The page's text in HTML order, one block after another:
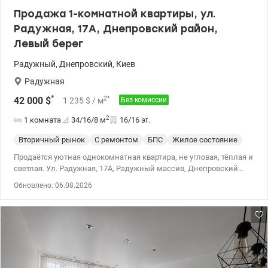
Продажа 1-комнатной квартиры, ул.
Радужная, 17А, Днепровский район,
Левый берег
Радужный, Днепровский, Киев
Радужная
42 000 $* 1 235 $ / м2* Без комиссии
1 комната 34/16/8 м2 16/16 эт.
Вторичный рынок С ремонтом БПС
Жилое состояние
Продаётся уютная однокомнатная квартира, не угловая, тёплая и
светлая. Ул. Радужная, 17А, Радужный массив, Днепровский
сертификаты, постановлениями КМУ №280, №719, №214 и
другими государственными программами. Характеристики
квартиры: Общая площадь — 33,7 м² Кухня — 8,1 м² Этаж — 16 /
16 В квартире: Раздельный санузел Застеклённый балкон,
Обновлено: 06.08.2026